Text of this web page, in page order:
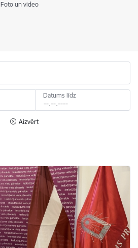
Foto un video
Datums līdz
Aizvērt